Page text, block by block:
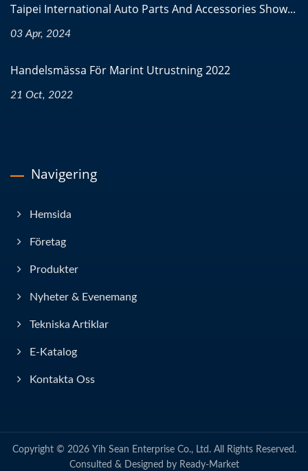
Taipei International Auto Parts And Accessories Show...
03 Apr, 2024
Handelsmässa För Marint Utrustning 2022
21 Oct, 2022
Navigering
Hemsida
Företag
Produkter
Nyheter & Evenemang
Tekniska Artiklar
E-Katalog
Kontakta Oss
Copyright © 2026 Yih Sean Enterprise Co., Ltd.All Rights Reserved.
Consulted & Designed by Ready-Market